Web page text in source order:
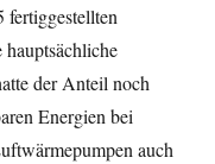
fertiggestellten
hauptsächliche
der Anteil noch
Energien bei
auch